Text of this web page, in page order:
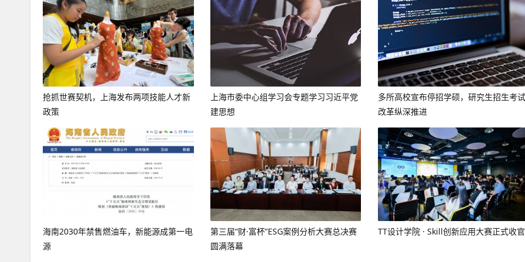
抢抓世赛契机，上海发布两项技能人才新
政策
上海市委中心组学习会专题学习习近平党
建思想
多所高校宣布停招学硕，研究生招生考试
改革纵深推进
海南2030年禁售燃油车，新能源成第一电
源
第三届“财·富杯”ESG案例分析大赛总决赛
圆满落幕
TT设计学院 · Skill创新应用大赛正式收官